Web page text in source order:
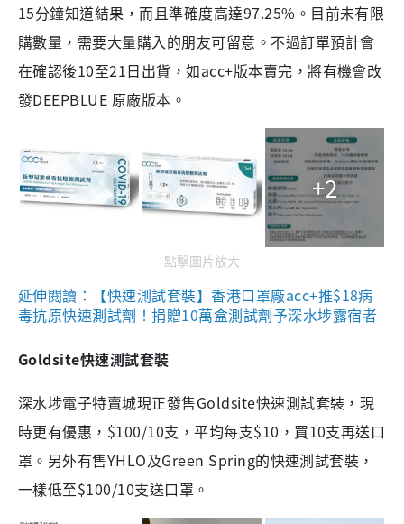
15分鐘知道結果，而且準確度高達97.25%。目前未有限
購數量，需要大量購入的朋友可留意。不過訂單預計會
在確認後10至21日出貨，如acc+版本賣完，將有機會改
發DEEPBLUE 原廠版本。
+2
點擊圖片放大
延伸閱讀：【快速測試套裝】香港口罩廠acc+推$18病
毒抗原快速測試劑！捐贈10萬盒測試劑予深水埗露宿者
Goldsite快速測試套裝
深水埗電子特賣城現正發售Goldsite快速測試套裝，現
時更有優惠，$100/10支，平均每支$10，買10支再送口
罩。另外有售YHLO及Green Spring的快速測試套裝，
一樣低至$100/10支送口罩。